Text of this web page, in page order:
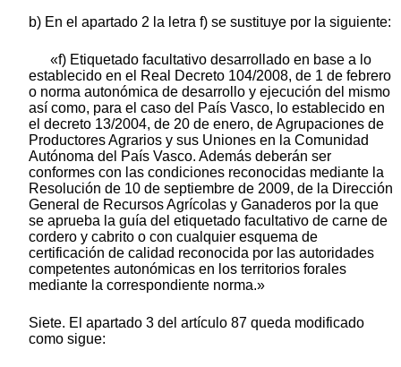
b) En el apartado 2 la letra f) se sustituye por la siguiente:
«f) Etiquetado facultativo desarrollado en base a lo
establecido en el Real Decreto 104/2008, de 1 de febrero
o norma autonómica de desarrollo y ejecución del mismo
así como, para el caso del País Vasco, lo establecido en
el decreto 13/2004, de 20 de enero, de Agrupaciones de
Productores Agrarios y sus Uniones en la Comunidad
Autónoma del País Vasco. Además deberán ser
conformes con las condiciones reconocidas mediante la
Resolución de 10 de septiembre de 2009, de la Dirección
General de Recursos Agrícolas y Ganaderos por la que
se aprueba la guía del etiquetado facultativo de carne de
cordero y cabrito o con cualquier esquema de
certificación de calidad reconocida por las autoridades
competentes autonómicas en los territorios forales
mediante la correspondiente norma.»
Siete. El apartado 3 del artículo 87 queda modificado
como sigue: